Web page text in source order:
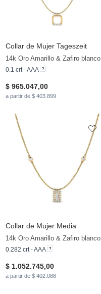
Collar de Mujer Tageszeit
14k Oro Amarillo & Zafiro blanco
0.1 crt - AAA
$ 965.047,00
a partir de $ 403.899
Collar de Mujer Media
14k Oro Amarillo & Zafiro blanco
0.282 crt - AAA
$ 1.052.745,00
a partir de $ 402.088